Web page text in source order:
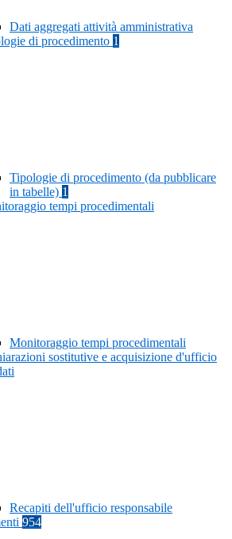
Dati aggregati attività amministrativa
di procedimento 1
Tipologie di procedimento (da pubblicare
in tabelle) 1
tempi procedimentali
Monitoraggio tempi procedimentali
sostitutive e acquisizione d'ufficio
Recapiti dell'ufficio responsabile
954